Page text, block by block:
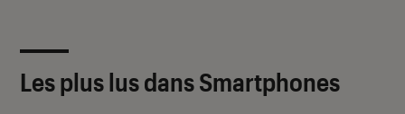
Les plus lus dans Smartphones